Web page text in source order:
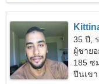
35 ปี,
ผู้ชาย
185 ซ
ปีนเข